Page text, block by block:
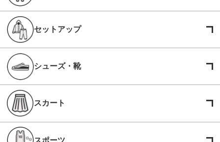
セットアップ
シューズ・靴
スカート
スポーツ